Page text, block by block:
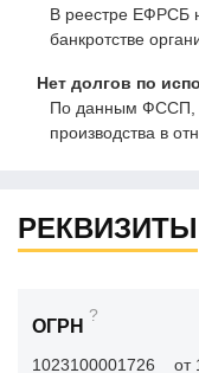
В реестре ЕФРСБ
банкротстве
Нет долгов по
По данным ФССП,
производства в
РЕКВИЗИТЫ
ОГРН
?
1023100001726 от